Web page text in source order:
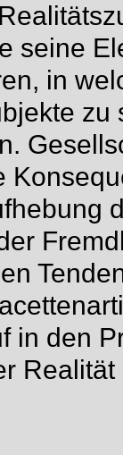
seine
in
zu
in den